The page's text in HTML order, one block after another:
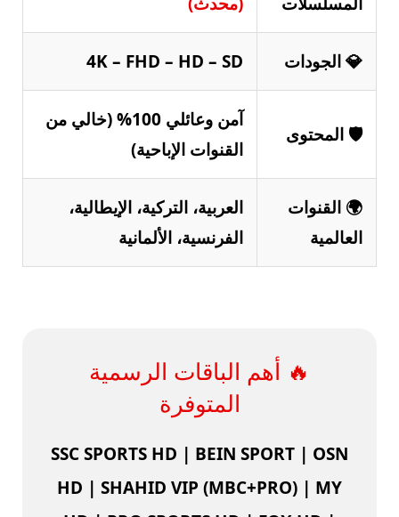
💎 الجودات 4K – FHD – HD – SD
🛡️ المحتوى
آمن وعائلي 100% (خالي من
القنوات الإباحية)
🌍 القنوات
العالمية
العربية، التركية، الإيطالية،
الفرنسية، الألمانية
🔥 أهم الباقات الرسمية
المتوفرة
SSC SPORTS HD | BEIN SPORT | OSN
HD | SHAHID VIP (MBC+PRO) | MY